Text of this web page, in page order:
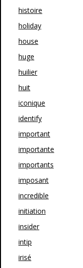
histoire
holiday
house
huge
huilier
huit
iconique
identify
important
importante
importants
imposant
incredible
initiation
insider
intip
irisé